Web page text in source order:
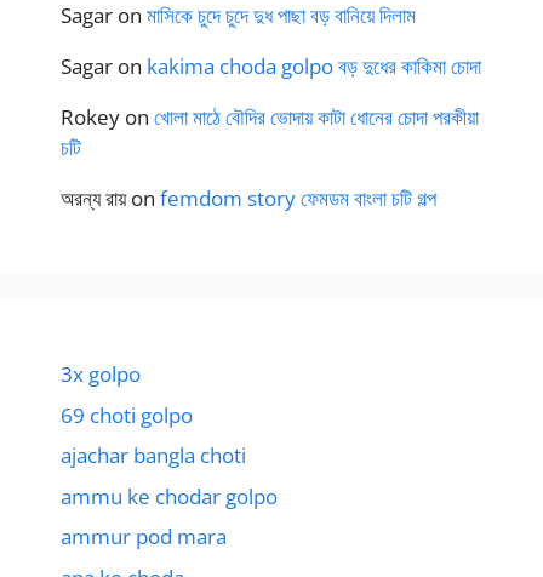
Sagar on মাসিকে চুদে চুদে দুধ পাছা বড় বানিয়ে দিলাম
Sagar on kakima choda golpo বড় দুধের কাকিমা চোদা
Rokey on খোলা মাঠে বৌদির ভোদায় কাটা ধোনের চোদা পরকীয়া
চটি
অরন্য রায়on femdom story ফেমডম বাংলা চটি গল্প
3x golpo
69 choti golpo
ajachar bangla choti
ammu ke chodar golpo
ammur pod mara